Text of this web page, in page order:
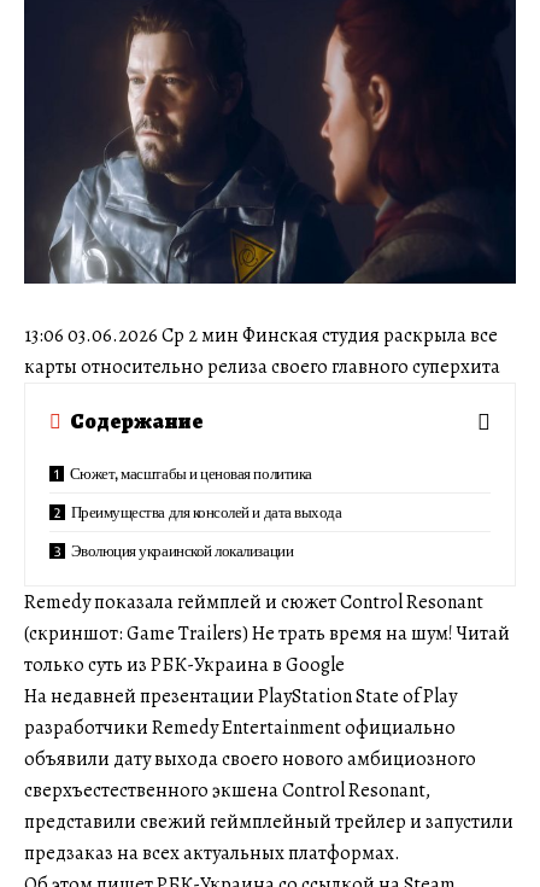
13:06 03.06.2026 Ср 2 мин Финская студия раскрыла все
карты относительно релиза своего главного суперхита
Содержание
Сюжет, масштабы и ценовая политика
Преимущества для консолей и дата выхода
Эволюция украинской локализации
Remedy показала геймплей и сюжет Control Resonant
(скриншот: Game Trailers) Не трать время на шум! Читай
только суть из РБК-Украина в Google
На недавней презентации PlayStation State of Play
разработчики Remedy Entertainment официально
объявили дату выхода своего нового амбициозного
сверхъестественного экшена Control Resonant,
представили свежий геймплейный трейлер и запустили
предзаказ на всех актуальных платформах.